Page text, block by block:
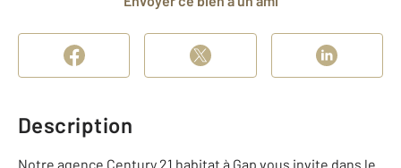
Description
Notre agence Century 21 habitat à Gap vous invite dans le